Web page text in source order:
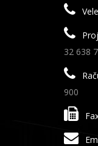
32 638
900